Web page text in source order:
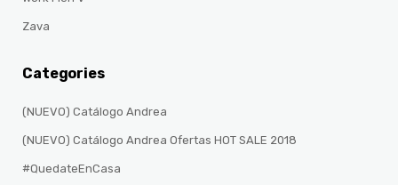
Zava
Categories
(NUEVO) Catálogo Andrea
(NUEVO) Catálogo Andrea Ofertas HOT SALE 2018
#QuedateEnCasa